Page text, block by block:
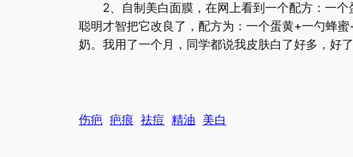
2、自制美白面膜，在网上看到一个配方：一个
聪明才智把它改良了，配方为：一个蛋黄+一勺蜂
奶。我用了一个月，同学都说我皮肤白了好多，好
伤疤 疤痕 祛痘 精油 美白